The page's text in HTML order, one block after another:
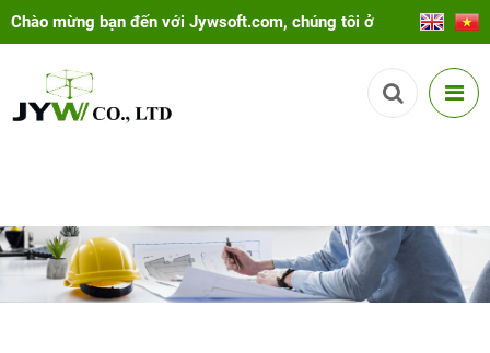
Chào mừng bạn đến với Jywsoft.com, chúng tôi ở
đây để giúp bạn!